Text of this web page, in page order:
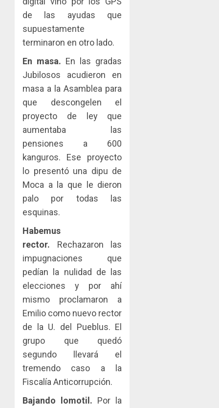
de las ayudas que
supuestamente
terminaron en otro lado.
En masa. En las gradas
Jubilosos acudieron en
masa a la Asamblea para
que descongelen el
proyecto de ley que
aumentaba las
pensiones a 600
kanguros. Ese proyecto
lo presentó una dipu de
Moca a la que le dieron
palo por todas las
esquinas.
Habemus
rector. Rechazaron las
impugnaciones que
pedían la nulidad de las
elecciones y por ahí
mismo proclamaron a
Emilio como nuevo rector
de la U. del Pueblus. El
grupo que quedó
segundo llevará el
tremendo caso a la
Fiscalía Anticorrupción.
Bajando lomotil. Por la